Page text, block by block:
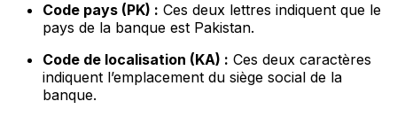
Code pays (PK) : Ces deux lettres indiquent que le
pays de la banque est Pakistan.
Code de localisation (KA) : Ces deux caractères
indiquent l’emplacement du siège social de la
banque.